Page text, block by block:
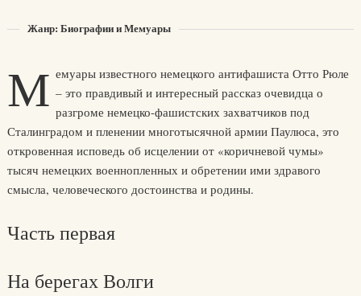
Жанр: Биографии и Мемуары
М емуары известного немецкого антифашиста Отто Рюле
– это правдивый и интересный рассказ очевидца о
разгроме немецко-фашистских захватчиков под
Сталинградом и пленении многотысячной армии Паулюса, это
откровенная исповедь об исцелении от «коричневой чумы»
тысяч немецких военнопленных и обретении ими здравого
смысла, человеческого достоинства и родины.
Часть первая
На берегах Волги